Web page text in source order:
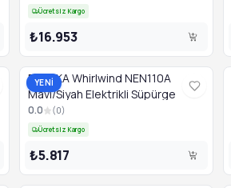
Ücretsiz Kargo
₺16.953
YENİ
EUREKA Whirlwind NEN110A
Mavi/Siyah Elektrikli Süpürge
0.0 (0)
Ücretsiz Kargo
₺5.817